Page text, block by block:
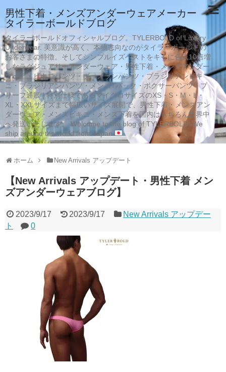
男性下着・メンズアンダーウェアメーカー
タイラーボールドブログ
タイラーボールドオフィシャルブログ。TYLERBOLD of Luxury
Underwear. 美意識が高く、本物志向なのがタイラーボールドの
お客さまの特徴。そしてシンプルイズベストをキモに色気10倍増
しなラグジュアリーアンダーウェア・男性下着・メンズアンダー
ウェア・ビキニパンツ・ブーメランパンツ・ブラジリアンビキ
ニ・ブラジリアンパンツ・メンズTバック・ボクサーパンツ・ブ
リーフ通販 | 特別仕様であるマイクロサイズのXS・S・M・L・
XL・XXLサイズまで幅広いサイズ展開で、男性下着・メンズアン
ダーウェア・メンズビキニ・メンズ下着を国内はもちろん世界中
へ発送いたします。 Welcome to the blog of TYLERBOLD! We
ship around the world from Japan
ホーム New Arrivals アップデート
【New Arrivals アップデート・男性下着 メン
ズアンダーウェアブログ】
2023/9/17 2023/9/17
New Arrivals アップデー
ト
0